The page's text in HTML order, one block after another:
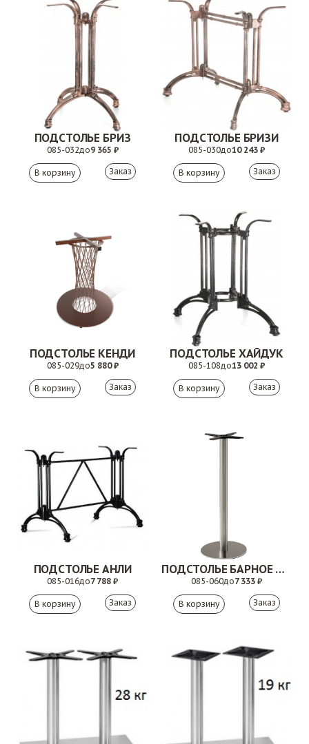
ПОДСТОЛЬЕ БРИЗ
085-032до9 365 ₽
Заказ
ПОДСТОЛЬЕ БРИЗИ
085-030до10 243 ₽
Заказ
ПОДСТОЛЬЕ КЕНДИ
085-029до5 880 ₽
Заказ
ПОДСТОЛЬЕ ХАЙДУК
085-108до13 002 ₽
Заказ
ПОДСТОЛЬЕ АНЛИ
085-016до7 788 ₽
Заказ
ПОДСТОЛЬЕ БАРНОЕ ЭЛИС
085-060до7 333 ₽
Заказ